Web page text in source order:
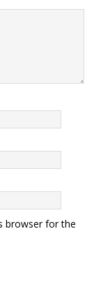
browser for the